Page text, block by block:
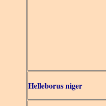
Helleborus niger